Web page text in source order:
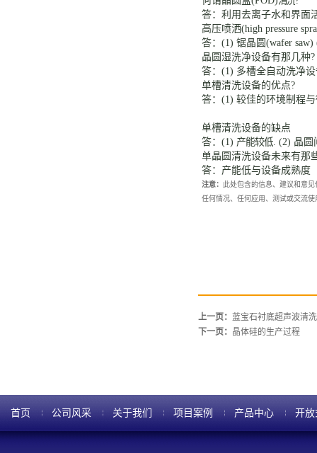
答：利用去离子水和界面
高压喷洒(high pressure
答： (1) 锯晶圆 (wafer
晶圆湿洗净设备有那几种
答： (1) 多槽全自动洗净
单槽清洗设备的优点?
答： (1) 较佳的环境制程
单槽清洗设备的缺点
答： (1) 产能较低. (2) 晶圆
单晶圆清洗设备未来有那
答：产能低与设备成熟度
注意： 此处包含的信息、建议和意
任何情况、任何应用、测试或交流
上一页： 蓝宝石衬底超声波清
下一页： 晶体硅的生产过程
首页 公司风采 关于我们 项目案例 产品中心 开放